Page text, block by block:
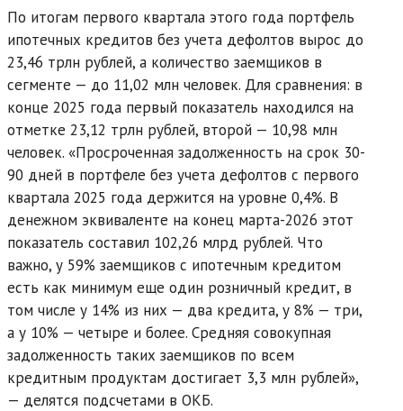
По итогам первого квартала этого года портфель
ипотечных кредитов без учета дефолтов вырос до
23,46 трлн рублей, а количество заемщиков в
сегменте — до 11,02 млн человек. Для сравнения: в
конце 2025 года первый показатель находился на
отметке 23,12 трлн рублей, второй — 10,98 млн
человек. «Просроченная задолженность на срок 30-
90 дней в портфеле без учета дефолтов с первого
квартала 2025 года держится на уровне 0,4%. В
денежном эквиваленте на конец марта-2026 этот
показатель составил 102,26 млрд рублей. Что
важно, у 59% заемщиков с ипотечным кредитом
есть как минимум еще один розничный кредит, в
том числе у 14% из них — два кредита, у 8% — три,
а у 10% — четыре и более. Средняя совокупная
задолженность таких заемщиков по всем
кредитным продуктам достигает 3,3 млн рублей»,
— делятся подсчетами в ОКБ.